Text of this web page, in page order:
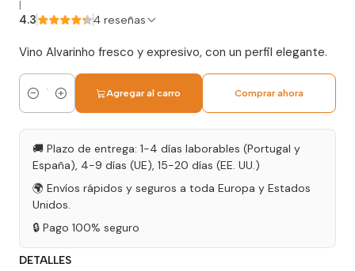
4.3 4 reseñas
Vino Alvarinho fresco y expresivo, con un perfil elegante.
Cantidad
Agregar al carro Comprar ahora
🚚 Plazo de entrega: 1-4 días laborables (Portugal y
España), 4-9 días (UE), 15-20 días (EE. UU.)
🌍 Envíos rápidos y seguros a toda Europa y Estados
Unidos.
🔒 Pago 100% seguro
DETALLES